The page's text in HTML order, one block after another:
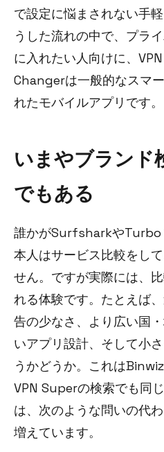
で設定に悩まされない手
うした流れの中で、プラ
に入れたい人向けに、
Changerは一般的なスマ
れたモバイルアプリです。
いまやブランド
でもある
誰かがSurfsharkやTurbo
本人はサービス比較をし
せん。ですが実際には、
れる体験です。たとえば
告の少なさ、より広い国
いアプリ設計、そして小
うかどうか。これは
VPN Superの検索でも同
は、次のような問いの代
増えています。